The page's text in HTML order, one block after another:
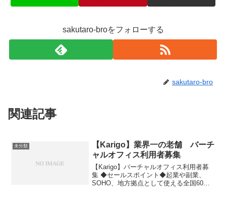
sakutaro-broをフォローする
sakutaro-bro
関連記事
未分類
【Karigo】業界一の老舗 バーチ
ャルオフィス利用者募集
【Karigo】バーチャルオフィス利用者募
集 ◆セールスポイント◆起業や副業、
SOHO、地方拠点として使える全国60拠